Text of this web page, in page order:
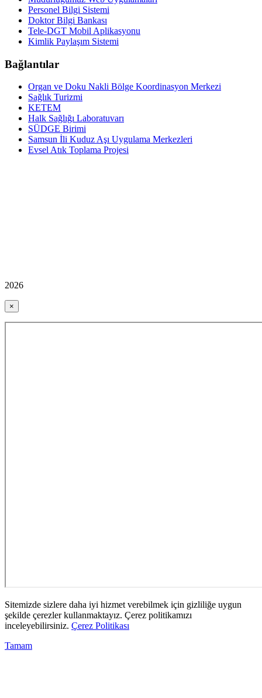
Personel Bilgi Sistemi
Doktor Bilgi Bankası
Tele-DGT Mobil Aplikasyonu
Kimlik Paylaşım Sistemi
Bağlantılar
Organ ve Doku Nakli Bölge Koordinasyon Merkezi
Sağlık Turizmi
KETEM
Halk Sağlığı Laboratuvarı
SÜDGE Birimi
Samsun İli Kuduz Aşı Uygulama Merkezleri
Evsel Atık Toplama Projesi
2026
×
Sitemizde sizlere daha iyi hizmet verebilmek için gizliliğe uygun
şekilde çerezler kullanmaktayız. Çerez politikamızı
inceleyebilirsiniz. Çerez Politikası
Tamam